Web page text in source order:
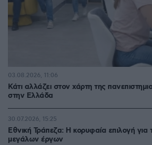
Κάτι αλλάζει στον χάρτη της
στην Ελλάδα
03.08.2026, 11:06
Εθνική Τράπεζα: Η κορυφαία επιλογή για
μεγάλων έργων
30.07.2026, 15:25